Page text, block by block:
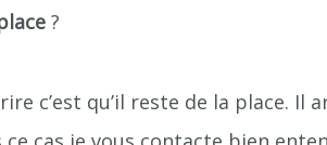
?
c’est qu’il reste de la place.